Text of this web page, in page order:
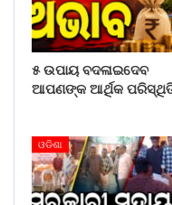
୫ ଉପାୟ ବଦଳାଇଦେବ
ଆପଣଙ୍କ ଆର୍ଥିକ
ଓଡିଶା